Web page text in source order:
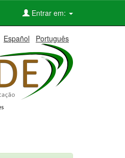
Entrar em:
Español Português